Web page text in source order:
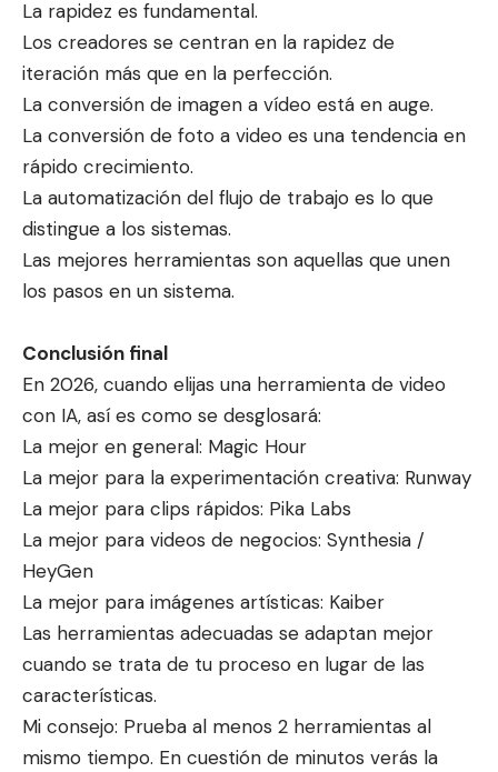
La rapidez es fundamental.
Los creadores se centran en la rapidez de
iteración más que en la perfección.
La conversión de imagen a vídeo está en auge.
La conversión de foto a video es una tendencia en
rápido crecimiento.
La automatización del flujo de trabajo es lo que
distingue a los sistemas.
Las mejores herramientas son aquellas que unen
los pasos en un sistema.
Conclusión final
En 2026, cuando elijas una herramienta de video
con IA, así es como se desglosará:
La mejor en general: Magic Hour
La mejor para la experimentación creativa: Runway
La mejor para clips rápidos: Pika Labs
La mejor para videos de negocios: Synthesia /
HeyGen
La mejor para imágenes artísticas: Kaiber
Las herramientas adecuadas se adaptan mejor
cuando se trata de tu proceso en lugar de las
características.
Mi consejo: Prueba al menos 2 herramientas al
mismo tiempo. En cuestión de minutos verás la